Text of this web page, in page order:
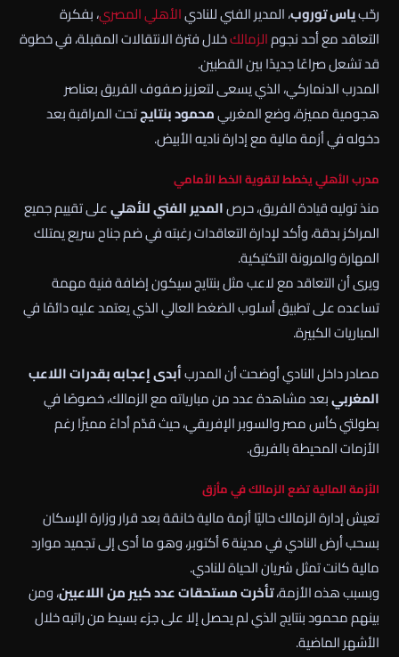
رحّبياس توروب، المدير الفني للناديالأهليالمصري، بفكرة
التعاقد مع أحد نجومالزمالكخلال فترة الانتقالات المقبلة، في خطوة
قد تشعل صراعًا جديدًا بين القطبين.
المدرب الدنماركي، الذي يسعى لتعزيز صفوف الفريق بعناصر
هجومية مميزة، وضع المغربيمحمود بنتايجتحت المراقبة بعد
دخوله في أزمة مالية مع إدارة ناديه الأبيض.
مدرب الأهلي يخطط لتقوية الخط الأمامي
منذ توليه قيادة الفريق، حرصالمدير الفني للأهليعلى تقييم جميع
المراكز بدقة، وأكد لإدارة التعاقدات رغبته في ضم جناح سريع يمتلك
المهارة والمرونة التكتيكية.
ويرى أن التعاقد مع لاعب مثل بنتايج سيكون إضافة فنية مهمة
تساعده على تطبيق أسلوب الضغط العالي الذي يعتمد عليه دائمًا في
المباريات الكبيرة.
مصادر داخل النادي أوضحت أن المدربأبدى إعجابه بقدرات اللاعب
المغربيبعد مشاهدة عدد من مبارياته مع الزمالك، خصوصًا في
بطولتي كأس مصر والسوبر الإفريقي، حيث قدّم أداءً مميزًا رغم
الأزمات المحيطة بالفريق.
الأزمة المالية تضع الزمالك في مأزق
تعيش إدارة الزمالك حاليًا أزمة مالية خانقة بعد قرار وزارة الإسكان
بسحب أرض النادي في مدينة 6 أكتوبر، وهو ما أدى إلى تجميد موارد
مالية كانت تمثل شريان الحياة للنادي.
وبسبب هذه الأزمة،تأخرت مستحقات عدد كبير من اللاعبين، ومن
بينهم محمود بنتايج الذي لم يحصل إلا على جزء بسيط من راتبه خلال
الأشهر الماضية.